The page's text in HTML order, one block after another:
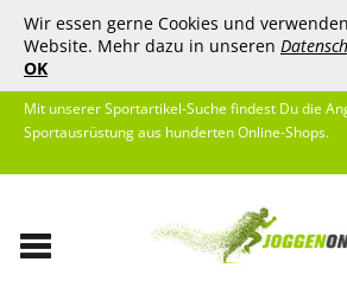
Wir essen gerne Cookies und
Website. Mehr dazu in unseren
OK
Mit unserer Sportartikel-Suche findest Du die
Sportausrüstung aus hunderten Online-Shops.